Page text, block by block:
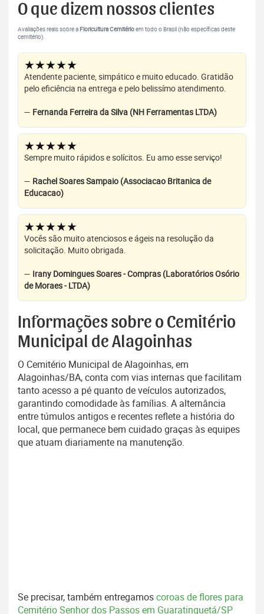
O que dizem nossos clientes
Avaliações reais sobre a Floricultura Cemitérioem todo o Brasil (não específicas deste
cemitério).
★★★★★
Atendente paciente, simpático e muito educado. Gratidão
pelo eficiência na entrega e pelo belissímo atendimento.
— Fernanda Ferreira da Silva (NH Ferramentas LTDA)
★★★★★
Sempre muito rápidos e solícitos. Eu amo esse serviço!
— Rachel Soares Sampaio (Associacao Britanica de
Educacao)
★★★★★
Vocês são muito atenciosos e ágeis na resolução da
solicitação. Muito obrigada.
— Irany Domingues Soares - Compras (Laboratórios Osório
de Moraes - LTDA)
Informações sobre o Cemitério
Municipal de Alagoinhas
O Cemitério Municipal de Alagoinhas, em
Alagoinhas/BA, conta com vias internas que facilitam
tanto acesso a pé quanto de veículos autorizados,
garantindo comodidade às famílias. A alternância
entre túmulos antigos e recentes reflete a história do
local, que permanece bem cuidado graças às equipes
que atuam diariamente na manutenção.
Se precisar, também entregamoscoroas de flores para
Cemitério Senhor dos Passos em Guaratinguetá/SP